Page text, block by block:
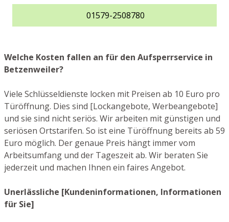
01579-2508780
Welche Kosten fallen an für den Aufsperrservice in
Betzenweiler?
Viele Schlüsseldienste locken mit Preisen ab 10 Euro pro
Türöffnung. Dies sind [Lockangebote, Werbeangebote]
und sie sind nicht seriös. Wir arbeiten mit günstigen und
seriösen Ortstarifen. So ist eine Türöffnung bereits ab 59
Euro möglich. Der genaue Preis hängt immer vom
Arbeitsumfang und der Tageszeit ab. Wir beraten Sie
jederzeit und machen Ihnen ein faires Angebot.
Unerlässliche [Kundeninformationen, Informationen
für Sie]